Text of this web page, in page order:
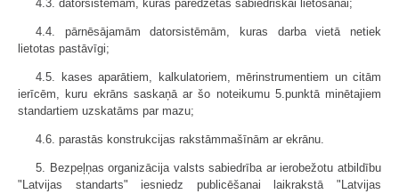
4.3. datorsistēmām, kuras paredzētas sabiedriskai lietošanai;
4.4. pārnēsājamām datorsistēmām, kuras darba vietā netiek
lietotas pastāvīgi;
4.5. kases aparātiem, kalkulatoriem, mērinstrumentiem un citām
ierīcēm, kuru ekrāns saskaņā ar šo noteikumu 5.punktā minētajiem
standartiem uzskatāms par mazu;
4.6. parastās konstrukcijas rakstāmmašīnām ar ekrānu.
5. Bezpeļņas organizācija valsts sabiedrība ar ierobežotu atbildību
"Latvijas standarts" iesniedz publicēšanai laikrakstā "Latvijas